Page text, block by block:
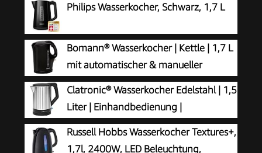
Philips Wasserkocher, Schwarz, 1,7 L
Bomann® Wasserkocher | Kettle | 1,7 L
mit automatischer & manueller
Abschaltung | herausnehmbarer
Kalkfilter | max. 2200Watt | schwarz | WK 6079
CB
Clatronic® Wasserkocher Edelstahl | 1,5
Liter | Einhandbedienung |
Edelstahlgehäuse | Kettle | Station mit
Kabelaufwicklung | Wasserkocher schwarz | WKS
Russell Hobbs Wasserkocher Textures+,
1,7l, 2400W, LED Beleuchtung,